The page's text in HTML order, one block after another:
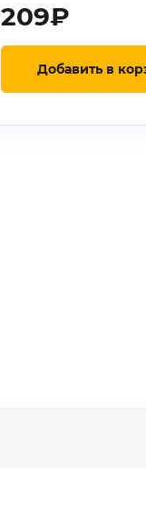
209₽
Добавить в